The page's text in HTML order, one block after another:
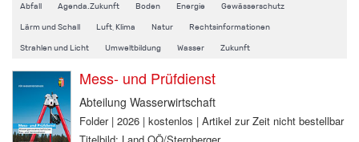
Abfall Agenda.Zukunft Boden Energie Gewässerschutz
Lärm und Schall Luft, Klima Natur Rechtsinformationen
Strahlen und Licht Umweltbildung Wasser Zukunft
Mess- und Prüfdienst
Abteilung Wasserwirtschaft
Folder | 2026 | kostenlos | Artikel zur Zeit nicht bestellbar